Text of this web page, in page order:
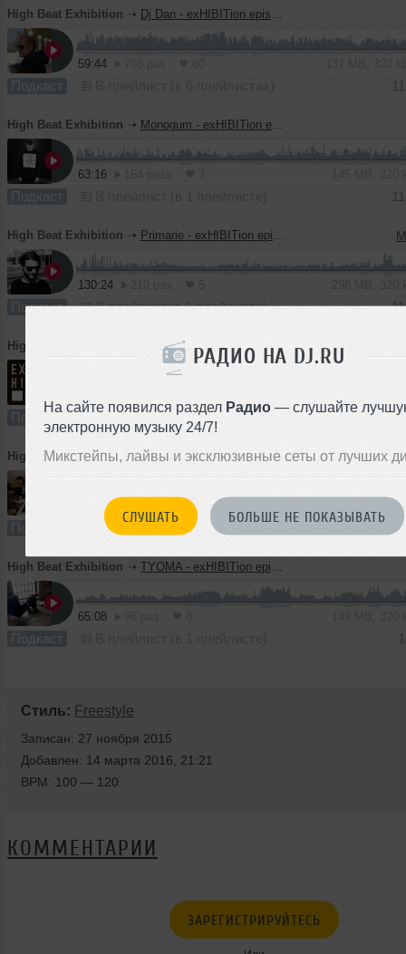
РАДИО НА DJ.RU
На сайте появился раздел Радио — слушайте
электронную музыку 24/7!
Микстейпы, лайвы и эксклюзивные сеты от лучших
СЛУШАТЬ БОЛЬШЕ НЕ ПОКАЗЫВАТЬ
High Beat Exhibition ➝ Dj Dan - exHIBITion episode 30
59:44
Подкаст
High Beat Exhibition ➝ Monogum - exHIBITion episode 29
63:16
Подкаст
High Beat Exhibition ➝ Primarie - exHIBITion episode 28
130:24
Подкаст В плейлист (в 1 плейлисте)
High Beat Exhibition MА.XIM - exHIBITion episode 27
Подкаст В плейлист (в 2 плейлистах)
High Beat Exhibition ➝Dusty Kid - exHIBITion episode 26
90:40 125 MB,
Подкаст В плейлист (в 1 плейлисте)
High Beat Exhibition ➝ TYOMA - exHIBITion episode 24
65:08
Подкаст
Стиль: Freestyle
Записан: 27 ноября 2015
Добавлен: 14 марта 2016, 21:21
BPM: 100 — 120
КОММЕНТАРИИ
ЗАРЕГИСТРИРУЙТЕСЬ